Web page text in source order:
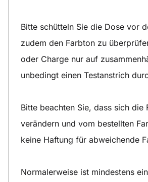
Bitte schütteln Sie die Dose vor
zudem den Farbton zu
oder Charge nur auf
unbedingt einen Testanstrich
Bitte beachten Sie, dass sich
verändern und vom bestellten
keine Haftung für abweichende
Normalerweise ist mindestens